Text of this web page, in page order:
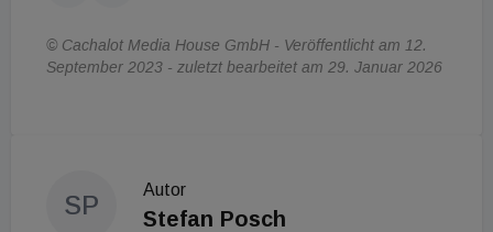
© Cachalot Media House GmbH - Veröffentlicht am 12.
September 2023 - zuletzt bearbeitet am 29. Januar 2026
SP
Autor
Stefan Posch